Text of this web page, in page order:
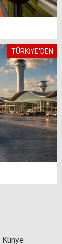
TÜRKİYE'DEN
Künye